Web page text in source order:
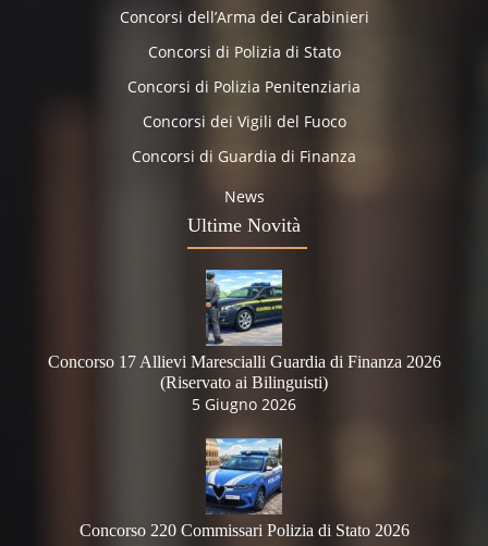
Concorsi dell’Arma dei Carabinieri
Concorsi di Polizia di Stato
Concorsi di Polizia Penitenziaria
Concorsi dei Vigili del Fuoco
Concorsi di Guardia di Finanza
News
Ultime Novità
Concorso 17 Allievi Marescialli Guardia di Finanza 2026
(Riservato ai Bilinguisti)
5 Giugno 2026
Concorso 220 Commissari Polizia di Stato 2026